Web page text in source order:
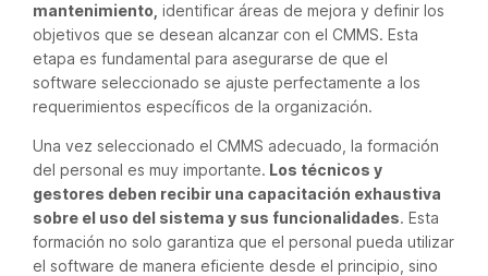
mantenimiento, identificar áreas de mejora y definir los
objetivos que se desean alcanzar con el CMMS. Esta
etapa es fundamental para asegurarse de que el
software seleccionado se ajuste perfectamente a los
requerimientos específicos de la organización.
Una vez seleccionado el CMMS adecuado, la formación
del personal es muy importante. Los técnicos y
gestores deben recibir una capacitación exhaustiva
sobre el uso del sistema y sus funcionalidades. Esta
formación no solo garantiza que el personal pueda utilizar
el software de manera eficiente desde el principio, sino